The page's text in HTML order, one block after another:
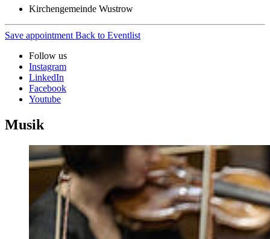
Kirchengemeinde Wustrow
Save appointmentBack to Eventlist
Follow us
Instagram
LinkedIn
Facebook
Youtube
Musik